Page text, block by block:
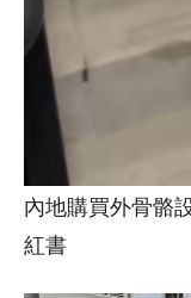
內地購買外骨骼
紅書